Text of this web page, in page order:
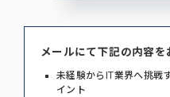
メールにて下記の内容を
未経験からIT業界へ挑戦
イント